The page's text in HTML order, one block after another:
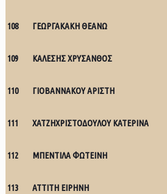
108 ΓΕΩΡΓΑΚΑΚΗ ΘΕΑΝΩ
109 ΚΑΛΕΣΗΣ ΧΡΥΣΑΝΘΟΣ
110 ΓΙΟΒΑΝΝΑΚΟΥ ΑΡΙΣΤΗ
111 ΧΑΤΖΗΧΡΙΣΤΟΔΟΥΛΟΥ ΚΑΤΕΡΙΝΑ
112 ΜΠΕΝΤΙΛΑ ΦΩΤΕΙΝΗ
113 ΑΤΤΙΤΗ ΕΙΡΗΝΗ